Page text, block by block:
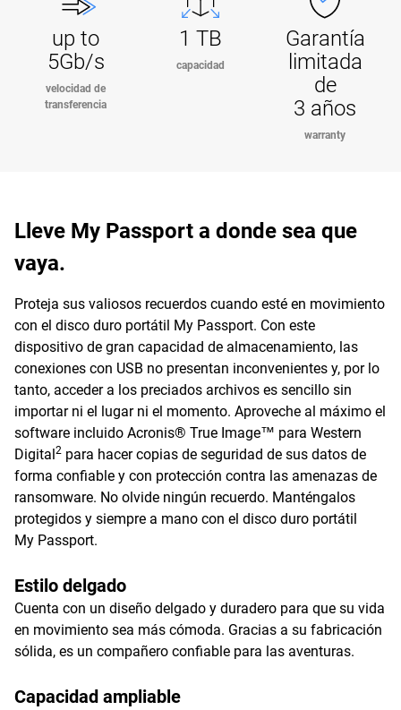
up to
5Gb/s
velocidad de
transferencia
1 TB
capacidad
Garantía
limitada
de
3 años
warranty
Lleve My Passport a donde sea que
vaya.
Proteja sus valiosos recuerdos cuando esté en movimiento
con el disco duro portátil My Passport. Con este
dispositivo de gran capacidad de almacenamiento, las
conexiones con USB no presentan inconvenientes y, por lo
tanto, acceder a los preciados archivos es sencillo sin
importar ni el lugar ni el momento. Aproveche al máximo el
software incluido Acronis® True Image™ para Western
Digital2 para hacer copias de seguridad de sus datos de
forma confiable y con protección contra las amenazas de
ransomware. No olvide ningún recuerdo. Manténgalos
protegidos y siempre a mano con el disco duro portátil
My Passport.
Estilo delgado
Cuenta con un diseño delgado y duradero para que su vida
en movimiento sea más cómoda. Gracias a su fabricación
sólida, es un compañero confiable para las aventuras.
Capacidad ampliable